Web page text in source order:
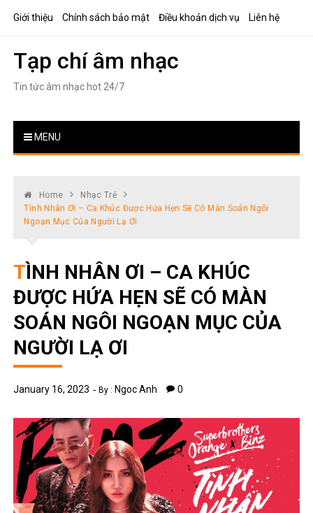
Giới thiệu Chính sách bảo mật Điều khoản dịch vụ Liên hệ
Tạp chí âm nhạc
Tin tức âm nhạc hot 24/7
MENU
Home
Nhạc Trẻ
Tình Nhân Ơi – Ca Khúc Được Hứa Hẹn Sẽ Có Màn Soán Ngôi
Ngoạn Mục Của Người Lạ Ơi
TÌNH NHÂN ƠI – CA KHÚC
ĐƯỢC HỨA HẸN SẼ CÓ MÀN
SOÁN NGÔI NGOẠN MỤC CỦA
NGƯỜI LẠ ƠI
January 16, 2023 By : Ngoc Anh 0